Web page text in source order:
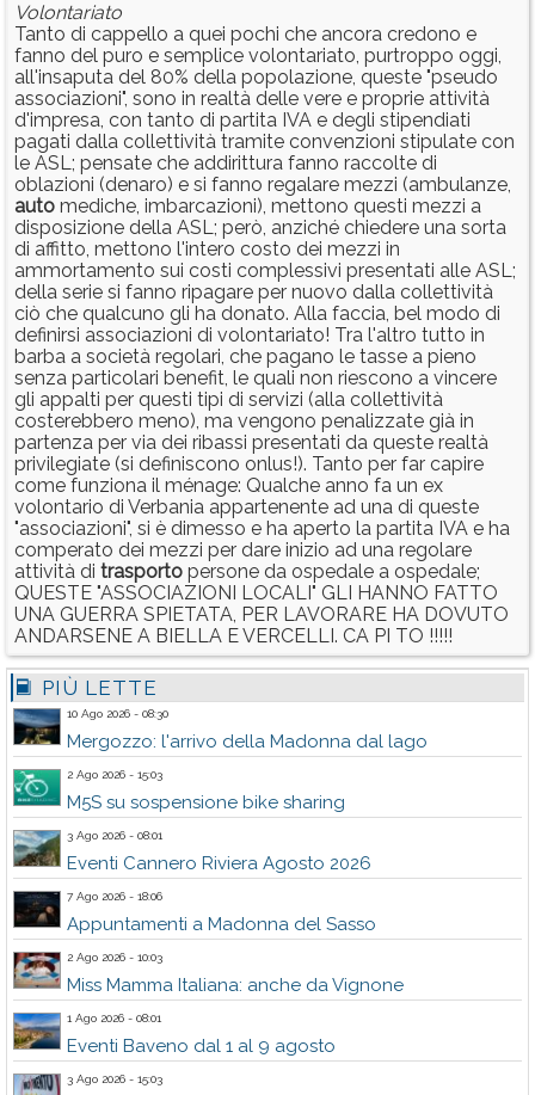
Volontariato
Tanto di cappello a quei pochi che ancora credono e
fanno del puro e semplice volontariato, purtroppo oggi,
all'insaputa del 80% della popolazione, queste "pseudo
associazioni", sono in realtà delle vere e proprie attività
d'impresa, con tanto di partita IVA e degli stipendiati
pagati dalla collettività tramite convenzioni stipulate con
le ASL; pensate che addirittura fanno raccolte di
oblazioni (denaro) e si fanno regalare mezzi (ambulanze,
auto mediche, imbarcazioni), mettono questi mezzi a
disposizione della ASL; però, anziché chiedere una sorta
di affitto, mettono l'intero costo dei mezzi in
ammortamento sui costi complessivi presentati alle ASL;
della serie si fanno ripagare per nuovo dalla collettività
ciò che qualcuno gli ha donato. Alla faccia, bel modo di
definirsi associazioni di volontariato! Tra l'altro tutto in
barba a società regolari, che pagano le tasse a pieno
senza particolari benefit, le quali non riescono a vincere
gli appalti per questi tipi di servizi (alla collettività
costerebbero meno), ma vengono penalizzate già in
partenza per via dei ribassi presentati da queste realtà
privilegiate (si definiscono onlus!). Tanto per far capire
come funziona il ménage: Qualche anno fa un ex
volontario di Verbania appartenente ad una di queste
"associazioni", si è dimesso e ha aperto la partita IVA e ha
comperato dei mezzi per dare inizio ad una regolare
attività di trasporto persone da ospedale a ospedale;
QUESTE "ASSOCIAZIONI LOCALI" GLI HANNO FATTO
UNA GUERRA SPIETATA, PER LAVORARE HA DOVUTO
ANDARSENE A BIELLA E VERCELLI. CA PI TO !!!!!
PIÙ LETTE
10 Ago 2026 - 08:30
Mergozzo: l'arrivo della Madonna dal lago
2 Ago 2026 - 15:03
M5S su sospensione bike sharing
3 Ago 2026 - 08:01
Eventi Cannero Riviera Agosto 2026
7 Ago 2026 - 18:06
Appuntamenti a Madonna del Sasso
2 Ago 2026 - 10:03
Miss Mamma Italiana: anche da Vignone
1 Ago 2026 - 08:01
Eventi Baveno dal 1 al 9 agosto
3 Ago 2026 - 15:03